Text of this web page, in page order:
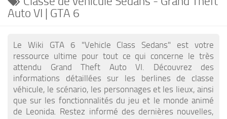
Auto VI | GTA 6
Le Wiki GTA 6 "Vehicle Class Sedans" est votre
ressource ultime pour tout ce qui concerne le très
attendu Grand Theft Auto VI. Découvrez des
informations détaillées sur les berlines de classe
véhicule, le scénario, les personnages et les lieux, ainsi
que sur les fonctionnalités du jeu et le monde animé
de Leonida. Restez informé des dernières nouvelles,